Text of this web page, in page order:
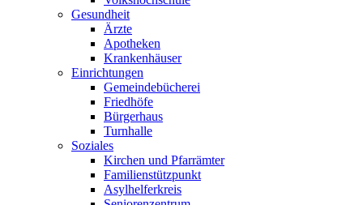
Gesundheit
Ärzte
Apotheken
Krankenhäuser
Einrichtungen
Gemeindebücherei
Friedhöfe
Bürgerhaus
Turnhalle
Soziales
Kirchen und Pfarrämter
Familienstützpunkt
Asylhelferkreis